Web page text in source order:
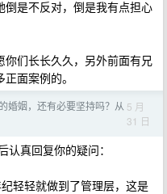
是不反对，倒是我有点担心
你们长长久久，另外前面有兄
面案例的。
婚姻，还有必要坚持吗？从 5 月
31 日
真回复你的疑问：
轻轻就做到了管理层，这是